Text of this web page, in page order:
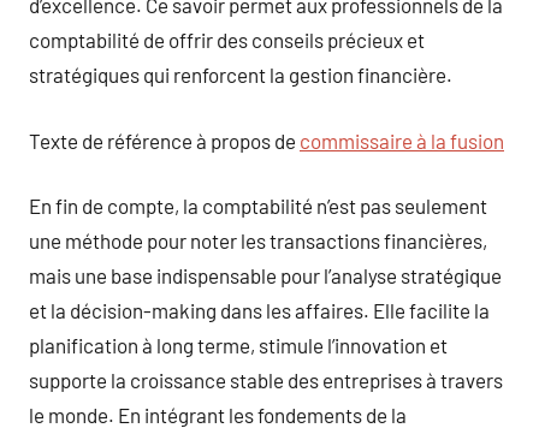
d’excellence. Ce savoir permet aux professionnels de la
comptabilité de offrir des conseils précieux et
stratégiques qui renforcent la gestion financière.
Texte de référence à propos de commissaire à la fusion
En fin de compte, la comptabilité n’est pas seulement
une méthode pour noter les transactions financières,
mais une base indispensable pour l’analyse stratégique
et la décision-making dans les affaires. Elle facilite la
planification à long terme, stimule l’innovation et
supporte la croissance stable des entreprises à travers
le monde. En intégrant les fondements de la